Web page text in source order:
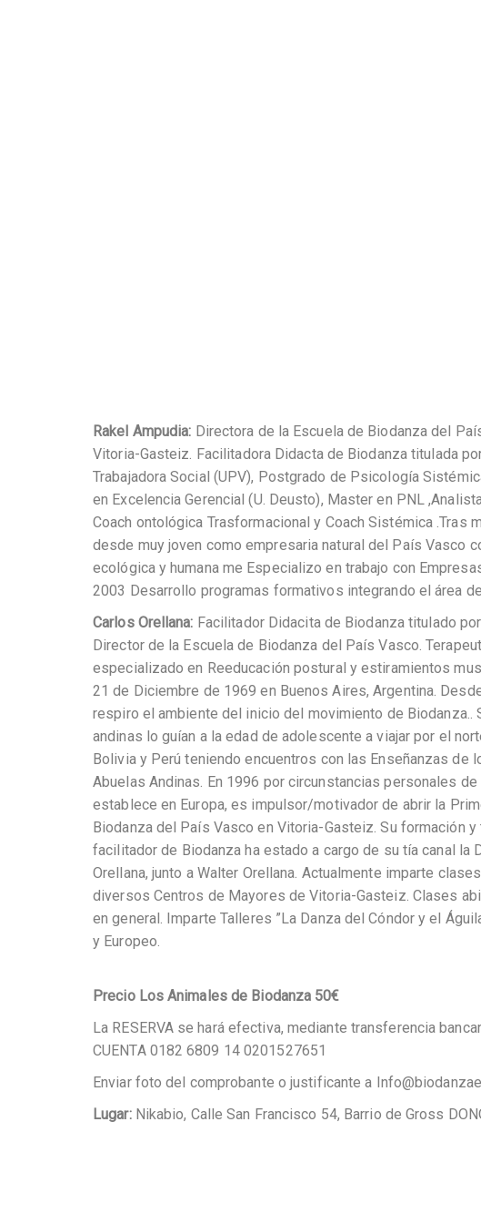
Rakel Ampudia: Directora de la Escuela de Biodanza del
Vitoria-Gasteiz. Facilitadora Didacta de Biodanza titulada
Trabajadora Social (UPV), Postgrado de Psicología
en Excelencia Gerencial (U. Deusto), Master en PNL
Coach ontológica Trasformacional y Coach Sistémica .Tras
desde muy joven como empresaria natural del País Vasco
ecológica y humana me Especializo en trabajo con
2003 Desarrollo programas formativos integrando el área
Carlos Orellana: Facilitador Didacita de Biodanza titulado
Director de la Escuela de Biodanza del País Vasco.
especializado en Reeducación postural y estiramientos
21 de Diciembre de 1969 en Buenos Aires, Argentina.
respiro el ambiente del inicio del movimiento de Biodanza..
andinas lo guían a la edad de adolescente a viajar por el
Bolivia y Perú teniendo encuentros con las Enseñanzas de
Abuelas Andinas. En 1996 por circunstancias personales de
establece en Europa, es impulsor/motivador de abrir la
Biodanza del País Vasco en Vitoria-Gasteiz. Su formación y
facilitador de Biodanza ha estado a cargo de su tía canal la
Orellana, junto a Walter Orellana. Actualmente imparte
diversos Centros de Mayores de Vitoria-Gasteiz. Clases
en general. Imparte Talleres ”La Danza del Cóndor y el
y Europeo.
Precio Los Animales de Biodanza 50€
La RESERVA se hará efectiva, mediante transferencia
CUENTA 0182 6809 14 0201527651
Enviar foto del comprobante o justificante a
Lugar:Nikabio, Calle San Francisco 54, Barrio de Gross